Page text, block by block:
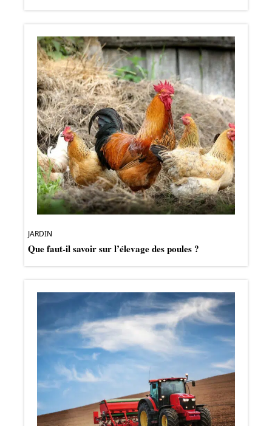
JARDIN
Que faut-il savoir sur l’élevage des poules ?